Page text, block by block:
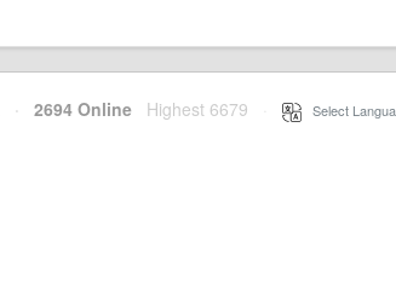
· 2694 Online Highest 6679 Select